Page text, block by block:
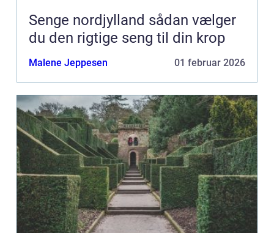
Senge nordjylland sådan vælger
du den rigtige seng til din krop
Malene Jeppesen 01 februar 2026